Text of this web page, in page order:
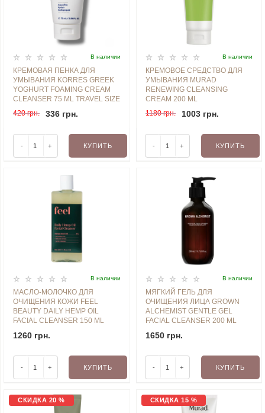
В наличии
КРЕМОВАЯ ПЕНКА ДЛЯ
УМЫВАНИЯ KORRES GREEK
YOGHURT FOAMING CREAM
CLEANSER 75 ML TRAVEL SIZE
420 грн.
336 грн.
- + КУПИТЬ
В наличии
КРЕМОВОЕ СРЕДСТВО ДЛЯ
УМЫВАНИЯ MURAD
RENEWING CLEANSING
CREAM 200 ML
1180 грн.
1003 грн.
- + КУПИТЬ
В наличии
МАСЛО-МОЛОЧКО ДЛЯ
ОЧИЩЕНИЯ КОЖИ FEEL
BEAUTY DAILY HEMP OIL
FACIAL CLEANSER 150 ML
1260 грн.
- + КУПИТЬ
В наличии
МЯГКИЙ ГЕЛЬ ДЛЯ
ОЧИЩЕНИЯ ЛИЦА GROWN
ALCHEMIST GENTLE GEL
FACIAL CLEANSER 200 ML
1650 грн.
- + КУПИТЬ
СКИДКА 20 % СКИДКА 15 %